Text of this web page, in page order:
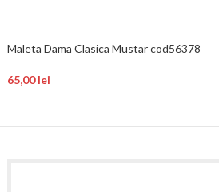
Maleta Dama Clasica Mustar cod56378
65,00lei